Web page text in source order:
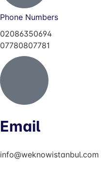
Phone Numbers
02086350694
07780807781
Email
info@weknowistanbul.com